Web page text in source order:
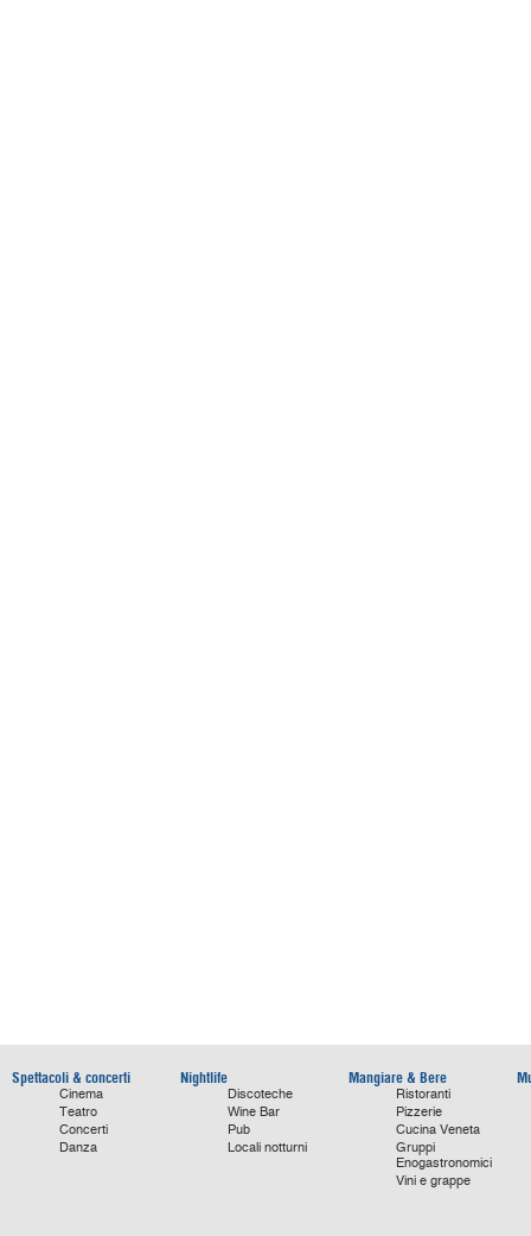
Spettacoli & concerti
Cinema
Teatro
Concerti
Danza
Nightlife
Discoteche
Wine Bar
Pub
Locali notturni
Mangiare & Bere
Ristoranti
Pizzerie
Cucina Veneta
Gruppi
Enogastronomici
Vini e grappe